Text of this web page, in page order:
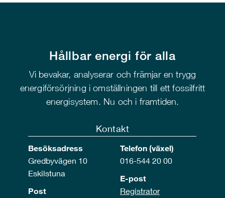
Hållbar energi för alla
Vi bevakar, analyserar och främjar en trygg
energiförsörjning i omställningen till ett fossilfritt
energisystem. Nu och i framtiden.
Kontakt
Besöksadress
Gredbyvägen 10
Eskilstuna
Post
Telefon (växel)
016-544 20 00
E-post
Registrator